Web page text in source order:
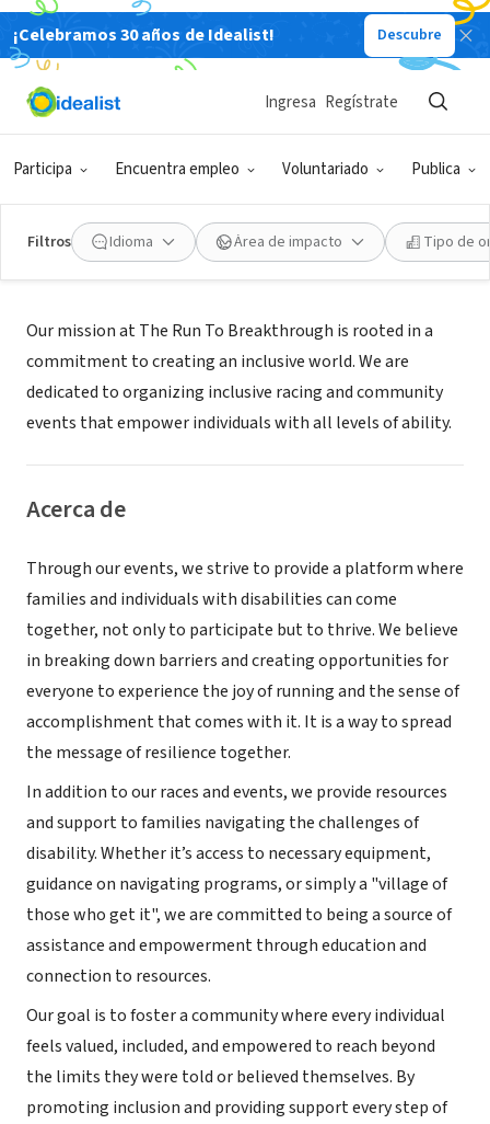
¡Celebramos 30 años de Idealist! Descubre
Participa Encuentra empleo Voluntariado Publica
Ingresa Regístrate
Filtros Idioma Área de impacto Tipo de
ORGANIZACIÓN SIN FIN DE LUCRO
RUN TO BREAKTHROUGH INC
Misión
Our mission at The Run To Breakthrough is rooted in a
commitment to creating an inclusive world. We are
dedicated to organizing inclusive racing and community
events that empower individuals with all levels of ability.
Acerca de
Through our events, we strive to provide a platform where
families and individuals with disabilities can come
together, not only to participate but to thrive. We believe
in breaking down barriers and creating opportunities for
everyone to experience the joy of running and the sense of
accomplishment that comes with it. It is a way to spread
the message of resilience together.
In addition to our races and events, we provide resources
and support to families navigating the challenges of
disability. Whether it’s access to necessary equipment,
guidance on navigating programs, or simply a "village of
those who get it", we are committed to being a source of
assistance and empowerment through education and
connection to resources.
Our goal is to foster a community where every individual
feels valued, included, and empowered to reach beyond
the limits they were told or believed themselves. By
promoting inclusion and providing support every step of